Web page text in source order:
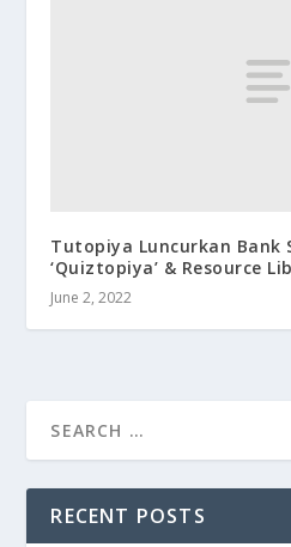
Tutopiya Luncurkan Bank
‘Quiztopiya’ & Resource
June 2, 2022
RECENT POSTS